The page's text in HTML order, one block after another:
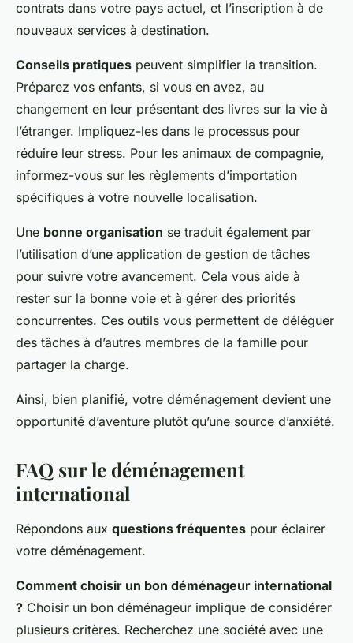
contrats dans votre pays actuel, et l’inscription à de
nouveaux services à destination.
Conseils pratiques peuvent simplifier la transition.
Préparez vos enfants, si vous en avez, au
changement en leur présentant des livres sur la vie à
l’étranger. Impliquez-les dans le processus pour
réduire leur stress. Pour les animaux de compagnie,
informez-vous sur les règlements d’importation
spécifiques à votre nouvelle localisation.
Une bonne organisation se traduit également par
l’utilisation d’une application de gestion de tâches
pour suivre votre avancement. Cela vous aide à
rester sur la bonne voie et à gérer des priorités
concurrentes. Ces outils vous permettent de déléguer
des tâches à d’autres membres de la famille pour
partager la charge.
Ainsi, bien planifié, votre déménagement devient une
opportunité d’aventure plutôt qu’une source d’anxiété.
FAQ sur le déménagement
international
Répondons aux questions fréquentes pour éclairer
votre déménagement.
Comment choisir un bon déménageur international
? Choisir un bon déménageur implique de considérer
plusieurs critères. Recherchez une société avec une